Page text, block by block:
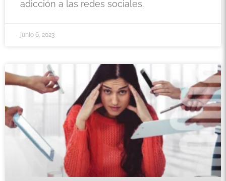
adicción a las redes sociales.
junio 6, 2023